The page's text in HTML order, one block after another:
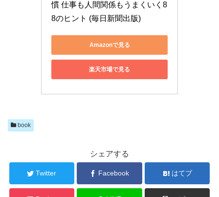
慣 仕事も人間関係もうまくいく8
8のヒント (毎日新聞出版)
Amazonで見る
楽天市場で見る
book
シェアする
Twitter Facebook はてブ